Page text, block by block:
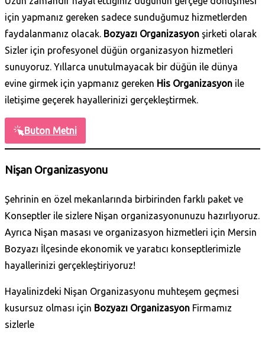
için yapmanız gereken sadece sunduğumuz hizmetlerden
faydalanmanız olacak. Bozyazı Organizasyon şirketi olarak
Sizler için profesyonel düğün organizasyon hizmetleri
sunuyoruz. Yıllarca unutulmayacak bir düğün ile dünya
evine girmek için yapmanız gereken His Organizasyon ile
iletişime geçerek hayallerinizi gerçekleştirmek.
Buton Metni
Nişan Organizasyonu
Şehrinin en özel mekanlarında birbirinden farklı paket ve
Konseptler ile sizlere Nişan organizasyonunuzu hazırlıyoruz.
Ayrıca Nişan masası ve organizasyon hizmetleri için Mersin
Bozyazı İlçesinde ekonomik ve yaratıcı konseptlerimizle
hayallerinizi gerçekleştiriyoruz!
Hayalinizdeki Nişan Organizasyonu muhteşem geçmesi
kusursuz olması için Bozyazı Organizasyon Firmamız
sizlerle